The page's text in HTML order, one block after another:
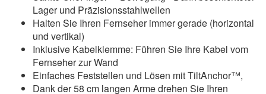
Lager und Präzisionsstahlwellen
Halten Sie Ihren Fernseher immer gerade (horizontal
und vertikal)
Inklusive Kabelklemme: Führen Sie Ihre Kabel vom
Fernseher zur Wand
Einfaches Feststellen und Lösen mit TiltAnchor™,
Dank der 58 cm langen Arme drehen Sie Ihren